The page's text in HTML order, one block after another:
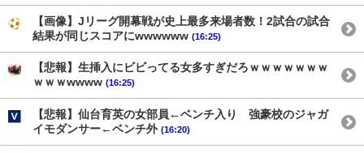
【画像】Jリーグ開幕戦が史上最多来場者数！2試合の試合
結果が同じスコアにwwwwww (16:25)
【悲報】生挿入にビビってる女多すぎだろｗｗｗｗｗｗｗ
ｗｗｗwwww (16:25)
【悲報】仙台育英の女部員←ベンチ入り 強豪校のジャガ
イモダンサー←ベンチ外 (16:20)